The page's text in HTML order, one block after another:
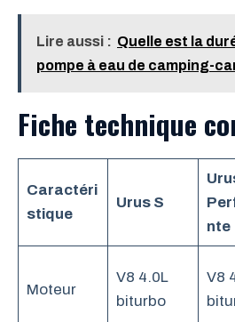
Lire aussi : Quelle est la
pompe à eau de camping-
Fiche technique
Caractéri
stique
Urus S
nte
Moteur
V8 4.0L
biturbo
V8